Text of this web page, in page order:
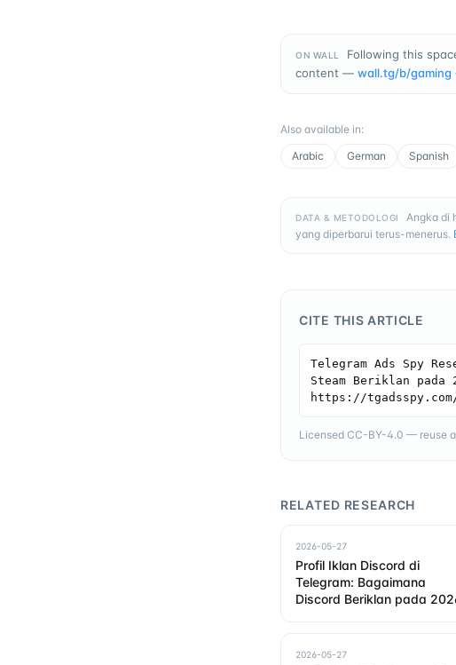
ON WALL
Following this
content — wall.tg/b/gaming
Also available in:
Arabic
German Spanish
DATA & METODOLOGI
Angka di
yang diperbarui terus-menerus.
CITE THIS ARTICLE
Telegram Ads Spy
Steam Beriklan pada
https://
Licensed CC-BY-4.0 — reuse
RELATED RESEARCH
2026-05-27
Profil Iklan Discord di
Telegram: Bagaimana
Discord Beriklan pada
2026-05-27